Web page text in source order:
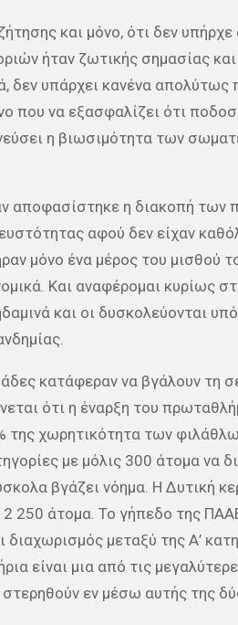
και μόνο, ότι δεν
ήταν ζωτικής σημασίας και
δεν υπάρχει κανένα
που να εξασφαλίζει ότι
η βιωσιμότητα των
αποφασίστηκε η διακοπή των
αφού δεν είχαν
μόνο ένα μέρος του μισθού
Και αναφέρομαι κυρίως
και οι δυσκολεύονται
κατάφεραν να βγάλουν τη
ότι η έναρξη του
της χωρητικότητα των
με μόλις 300 άτομα να
βγάζει νόημα. Η Δυτική
2 250 άτομα. Το γήπεδο της
διαχωρισμός μεταξύ της Α’
είναι μια από τις
εν μέσω αυτής της